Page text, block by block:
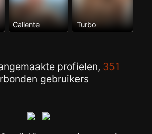
Caliente Turbo
profielen, 351
gebruikers